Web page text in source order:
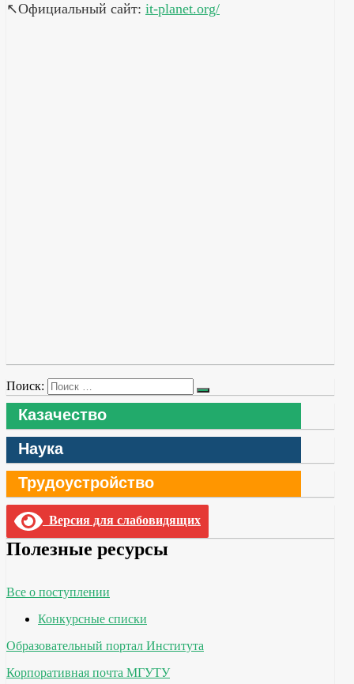
↖️Официальный сайт: it-planet.org/
Поиск:
Казачество
Наука
Трудоустройство
Версия для слабовидящих
Полезные ресурсы
Все о поступлении
Конкурсные списки
Образовательный портал Института
Корпоративная почта МГУТУ